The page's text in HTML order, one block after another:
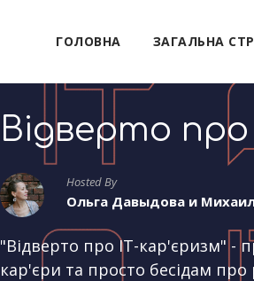
ГОЛОВНА ЗАГАЛЬНА
Відверто про
Hosted By
Ольга Давыдова и
"Відверто про IT-кар'єризм" -
кар'єри та просто бесідам